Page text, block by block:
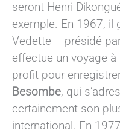
seront Henri
exemple. En 1967, il
Vedette – présidé
effectue un voyage
profit pour
Besombe, qui
certainement son
international. En